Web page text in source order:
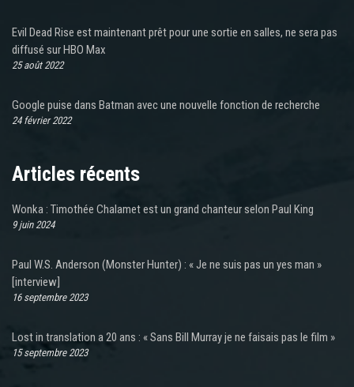
Evil Dead Rise est maintenant prêt pour une sortie en salles, ne sera pas
diffusé sur HBO Max
25 août 2022
Google puise dans Batman avec une nouvelle fonction de recherche
24 février 2022
Articles récents
Wonka : Timothée Chalamet est un grand chanteur selon Paul King
9 juin 2024
Paul W.S. Anderson (Monster Hunter) : « Je ne suis pas un yes man »
[interview]
16 septembre 2023
Lost in translation a 20 ans : « Sans Bill Murray je ne faisais pas le film »
15 septembre 2023